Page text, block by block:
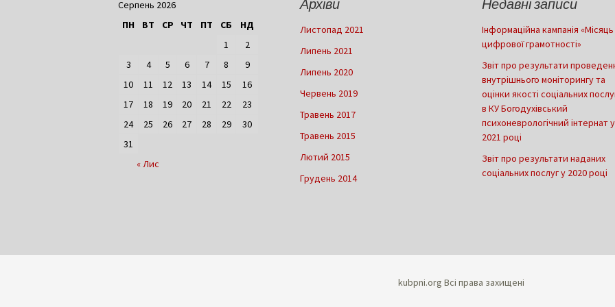
Серпень 2026
ПН
ВТ СР ЧТ ПТ СБ НД
« Лис
1
2
3
4 5 6 7 8
9
10
11 12 13 14 15
16
17
18 19 20 21 22
23
24
25 26 27 28 29
30
31
Архіви
Листопад 2021
Липень 2021
Липень 2020
Червень 2019
Травень 2017
Травень 2015
Лютий 2015
Грудень 2014
Недавні записи
Інформаційна кампанія «Місяць
цифрової грамотності»
Звіт про результати
внутрішнього моніторингу та
оцінки якості соціальних
в КУ Богодухівський
психоневрологічний інтернат у
2021 році
Звіт про результати наданих
соціальних послуг у 2020 році
kubpni.org Всі права захищені